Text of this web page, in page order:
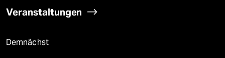
Veranstaltungen
Demnächst